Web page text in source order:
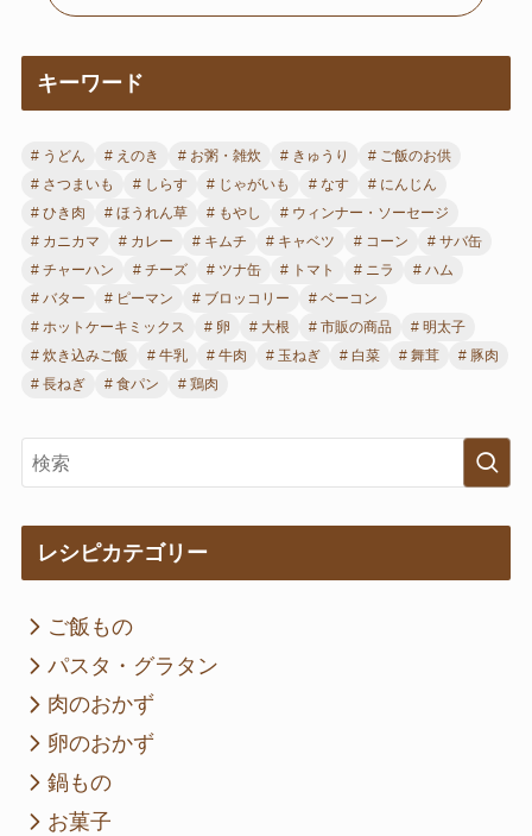
キーワード
うどん えのき お粥・雑炊 きゅうり
ご飯のお供
さつまいも
しらす じゃがいも なす
にんじん
ひき肉
ほうれん草 もやし
ウィンナー・ソーセージ
カニカマ
カレー キムチ キャベツ コーン
サバ缶
チャーハン
チーズ ツナ缶 トマト ニラ
ハム
バター
ピーマン ブロッコリー
ベーコン
ホットケーキミックス
卵 大根 市販の商品
明太子
炊き込みご飯
牛乳 牛肉 玉ねぎ 白菜 舞茸
豚肉
長ねぎ
食パン 鶏肉
レシピカテゴリー
ご飯もの
パスタ・グラタン
肉のおかず
卵のおかず
鍋もの
お菓子